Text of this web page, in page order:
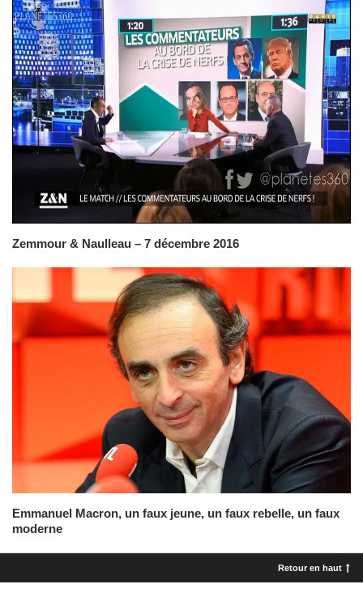
Zemmour & Naulleau – 7 décembre 2016
Emmanuel Macron, un faux jeune, un faux rebelle, un faux
moderne
Retour en haut